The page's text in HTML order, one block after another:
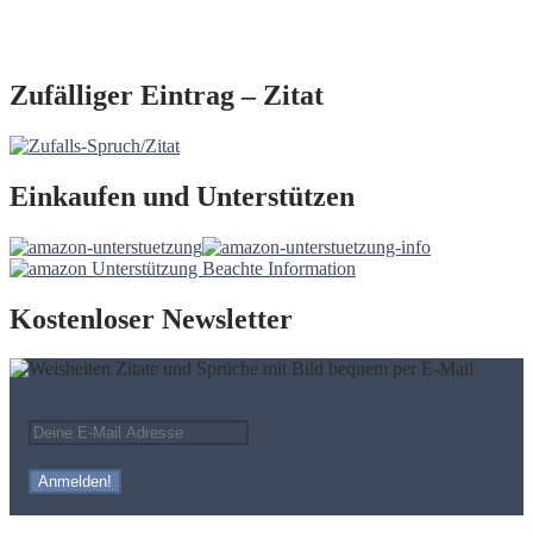
Zufälliger Eintrag – Zitat
Einkaufen und Unterstützen
Kostenloser Newsletter